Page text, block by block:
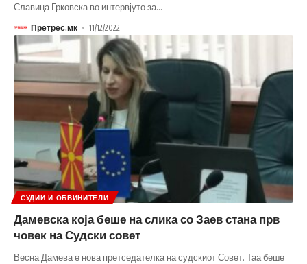
Славица Грковска во интервјуто за…
Претрес.мк 11/12/2022
СУДИИ И ОБВИНИТЕЛИ
Дамевска која беше на слика со Заев стана прв
човек на Судски совет
Весна Дамева е нова претседателка на судскиот Совет. Таа беше